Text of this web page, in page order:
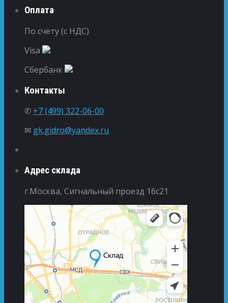
Оплата
По счету (с НДС)
Visa
Сбербанк
Контакты
✆ +7 (499) 322-06-00
✉ gk.gidro@yandex.ru
Адрес склада
г.Москва, Сигнальный проезд 16с21